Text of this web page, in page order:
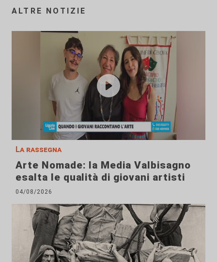
ALTRE NOTIZIE
La rassegna
Arte Nomade: la Media Valbisagno
esalta le qualità di giovani artisti
04/08/2026